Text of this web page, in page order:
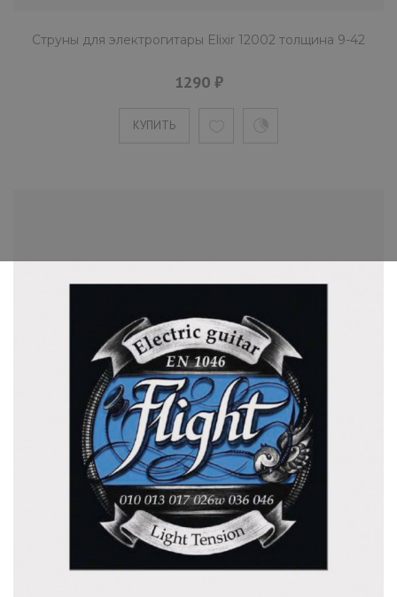
Струны для электрогитары Elixir 12002 толщина 9-42
1290 ₽
КУПИТЬ